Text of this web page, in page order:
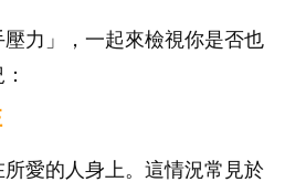
力」，一起來檢視你是否也
愛的人身上。這情況常見於